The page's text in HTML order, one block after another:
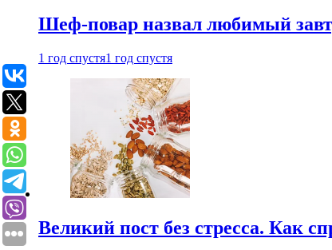
Шеф-повар назвал любимый
1 год спустя1 год спустя
Великий пост без стресса. Как